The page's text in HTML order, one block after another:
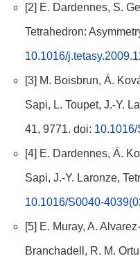
[2] E. Dardennes, S.
Tetrahedron:
10.1016/
[3] M. Boisbrun, Á.
Sapi, L. Toupet, J.-Y.
41, 9771. doi:
[4] E. Dardennes, Á.
Sapi, J.-Y. Laronze,
10.1016/S0040-
[5] E. Muray, A.
Branchadell, R. M.